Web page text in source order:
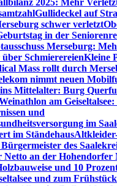
2025: Mehr
Gullideckel auf
schwer verletzt
in der
Merseburg:
SchmierereienKleine
Mass rollt durch
nimmt neuen
ins Mittelalter: Burg
am
und
im
im Ständehaus
des
Netto an der Hohendorfer
und 10
und zum